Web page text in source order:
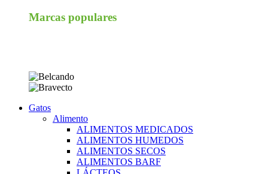
Marcas populares
Gatos
Alimento
ALIMENTOS MEDICADOS
ALIMENTOS HUMEDOS
ALIMENTOS SECOS
ALIMENTOS BARF